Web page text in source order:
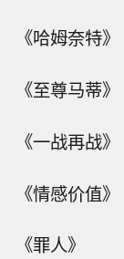
《哈姆奈特》
《至尊马蒂》
《一战再战》
《情感价值》
《罪人》